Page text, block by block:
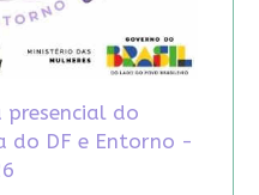
presencial do
do DF e Entorno -